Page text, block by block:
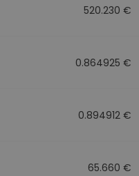
520.230 €
0.864925 €
0.894912 €
65.660 €